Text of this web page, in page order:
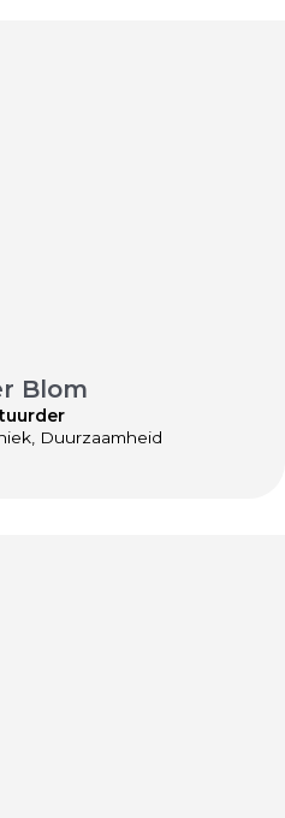
Blom
Duurzaamheid